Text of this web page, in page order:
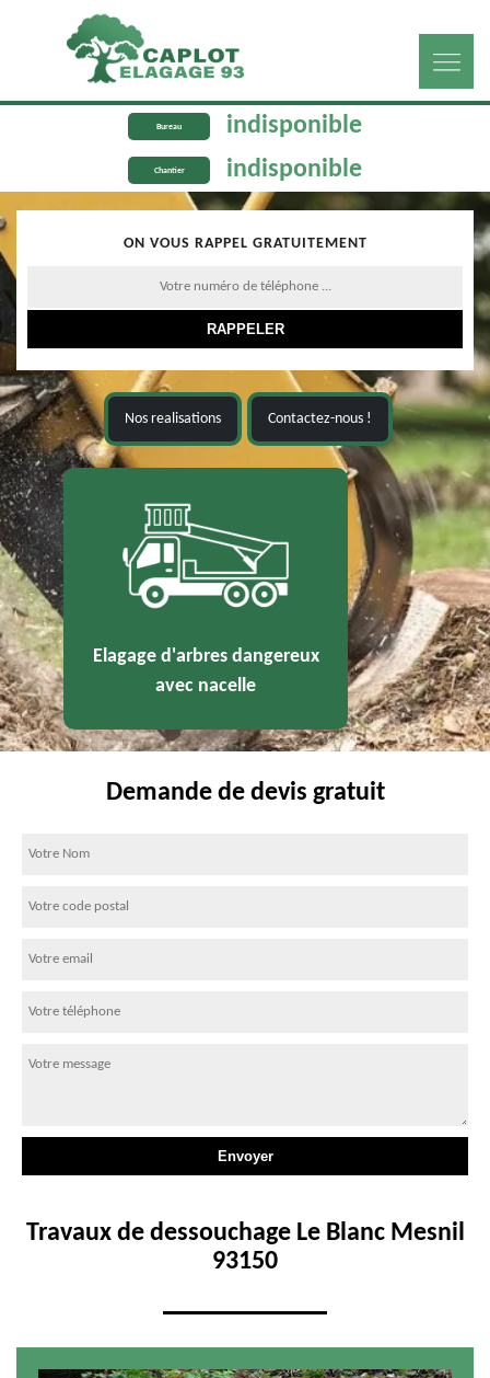
Bureau indisponible
Chantier indisponible
ON VOUS RAPPEL GRATUITEMENT
Nos realisations Contactez-nous !
Elagage d'arbres dangereux
avec nacelle
Demande de devis gratuit
Travaux de dessouchage Le Blanc Mesnil
93150